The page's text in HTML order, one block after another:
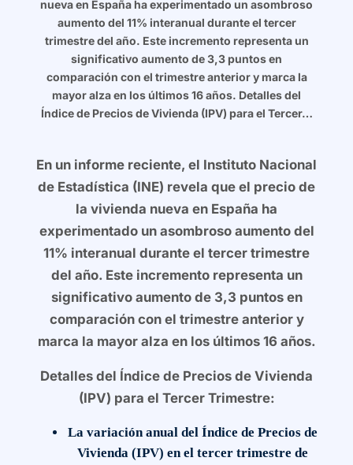
nueva en España ha experimentado un asombroso
aumento del 11% interanual durante el tercer
trimestre del año. Este incremento representa un
significativo aumento de 3,3 puntos en
comparación con el trimestre anterior y marca la
mayor alza en los últimos 16 años. Detalles del
Índice de Precios de Vivienda (IPV) para el Tercer…
En un informe reciente, el Instituto Nacional
de Estadística (INE) revela que el precio de
la vivienda nueva en España ha
experimentado un asombroso aumento del
11% interanual durante el tercer trimestre
del año. Este incremento representa un
significativo aumento de 3,3 puntos en
comparación con el trimestre anterior y
marca la mayor alza en los últimos 16 años.
Detalles del Índice de Precios de Vivienda
(IPV) para el Tercer Trimestre:
La variación anual del Índice de Precios de
Vivienda (IPV) en el tercer trimestre de